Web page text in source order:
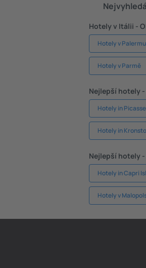
Hotely v Itálii -
Hotely v Palermu
Hotely v Parmě
Nejlepší hotely
Hotely in
Hotely in
Nejlepší hotely
Hotely in Capri
Hotely v